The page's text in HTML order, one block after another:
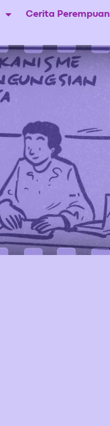
Cerita Perempuan